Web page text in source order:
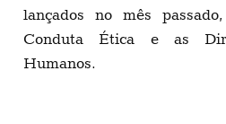
lançados no mês
Conduta Ética e as
Humanos.